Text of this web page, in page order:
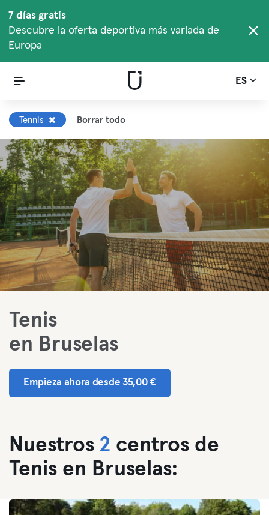
7 días gratis
Descubre la oferta deportiva más variada de
Europa
ES
Tennis Borrar todo
Tenis
en Bruselas
Empieza ahora desde 35,00 €
Nuestros 2 centros de
Tenis en Bruselas: